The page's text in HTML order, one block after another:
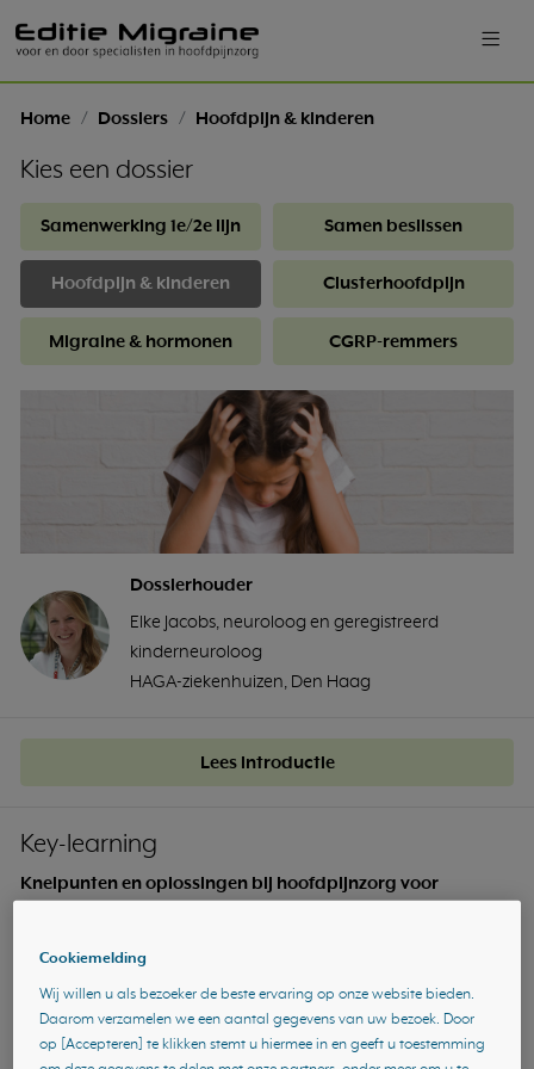
Home Dossiers Hoofdpijn & kinderen
Kies een dossier
Samenwerking 1e/2e lijn Samen beslissen
Hoofdpijn & kinderen Clusterhoofdpijn
Migraine & hormonen CGRP-remmers
Dossierhouder
Elke Jacobs, neuroloog en geregistreerd
kinderneuroloog
HAGA-ziekenhuizen, Den Haag
Lees introductie
Key-learning
Knelpunten en oplossingen bij hoofdpijnzorg voor
kinderen
Start key-learning
Cookiemelding
Wij willen u als bezoeker de beste ervaring op onze website bieden.
Daarom verzamelen we een aantal gegevens van uw bezoek. Door
op [Accepteren] te klikken stemt u hiermee in en geeft u toestemming